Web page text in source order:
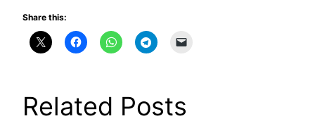
Share this:
Related Posts